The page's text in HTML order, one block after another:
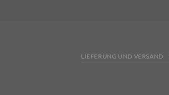
LIEFERUNG UND VERSAND